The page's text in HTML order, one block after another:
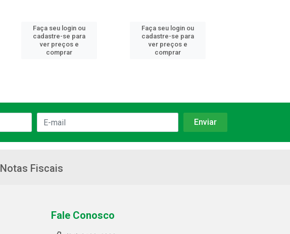
Faça seu login ou
cadastre-se para
ver preços e
comprar
Faça seu login ou
cadastre-se para
ver preços e
comprar
Notas Fiscais
Fale Conosco